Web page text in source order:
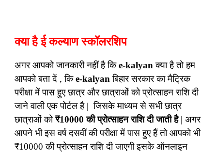
क्या है ई कल्याण स्कॉलरशिप
अगर आपको जानकारी नहीं है किe-kalyan क्या है तो हम
आपको बता दें , किe-kalyan बिहार सरकार का मैट्रिक
परीक्षा में पास हुए छात्र और छात्राओं को प्रोत्साहन राशि दी
जाने वाली एक पोर्टल है | जिसके माध्यम से सभी छात्र
छात्राओं को₹10000 की प्रोत्साहन राशि दी जाती है| अगर
आपने भी इस वर्ष दसवीं की परीक्षा में पास हुए हैं तो आपको भी
₹10000 की प्रोत्साहन राशि दी जाएगी इसके ऑनलाइन